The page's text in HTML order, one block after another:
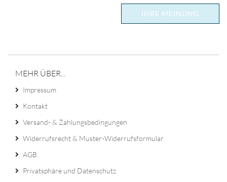
IHRE MEINUNG
MEHR ÜBER...
Impressum
Kontakt
Versand- & Zahlungsbedingungen
Widerrufsrecht & Muster-Widerrufsformular
AGB
Privatsphäre und Datenschutz